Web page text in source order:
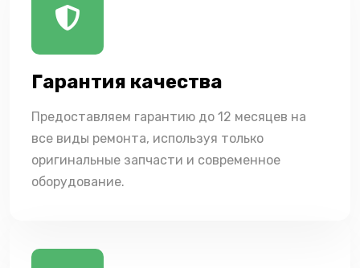
Гарантия качества
Предоставляем гарантию до 12 месяцев на
все виды ремонта, используя только
оригинальные запчасти и современное
оборудование.